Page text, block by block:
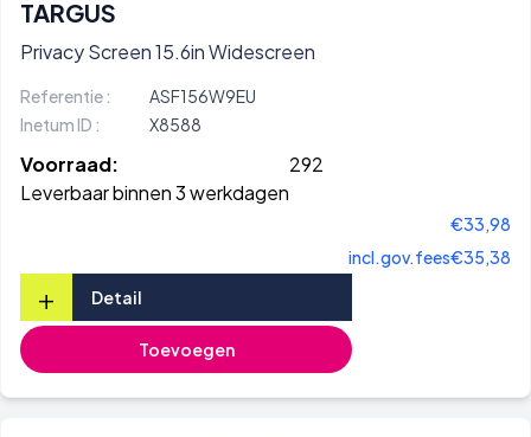
TARGUS
Privacy Screen 15.6in Widescreen
Referentie :
ASF156W9EU
Inetum ID :
X8588
Voorraad:
292
Leverbaar binnen 3 werkdagen
€33,98
incl.gov.fees€35,38
+ Detail
Toevoegen